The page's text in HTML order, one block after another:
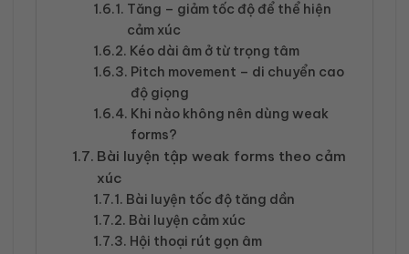
Tăng – giảm tốc độ để thể hiện
cảm xúc
Kéo dài âm ở từ trọng tâm
Pitch movement – di chuyển cao
độ giọng
Khi nào không nên dùng weak
forms?
Bài luyện tập weak forms theo cảm
xúc
Bài luyện tốc độ tăng dần
Bài luyện cảm xúc
Hội thoại rút gọn âm